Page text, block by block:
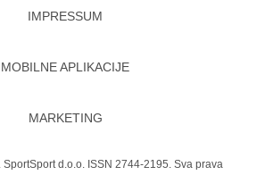
IMPRESSUM
MOBILNE APLIKACIJE
MARKETING
d.o.o. ISSN 2744-2195. Sva prava